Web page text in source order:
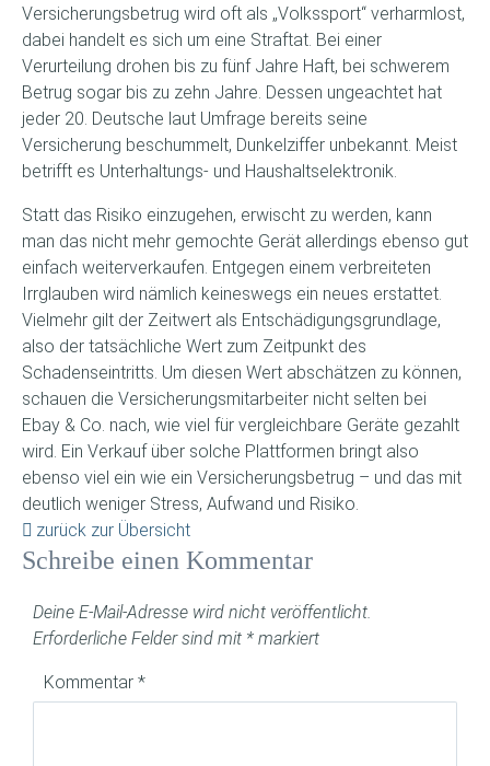
Versicherungsbetrug wird oft als „Volkssport“ verharmlost,
dabei handelt es sich um eine Straftat. Bei einer
Verurteilung drohen bis zu fünf Jahre Haft, bei schwerem
Betrug sogar bis zu zehn Jahre. Dessen ungeachtet hat
jeder 20. Deutsche laut Umfrage bereits seine
Versicherung beschummelt, Dunkelziffer unbekannt. Meist
betrifft es Unterhaltungs- und Haushaltselektronik.
Statt das Risiko einzugehen, erwischt zu werden, kann
man das nicht mehr gemochte Gerät allerdings ebenso gut
einfach weiterverkaufen. Entgegen einem verbreiteten
Irrglauben wird nämlich keineswegs ein neues erstattet.
Vielmehr gilt der Zeitwert als Entschädigungsgrundlage,
also der tatsächliche Wert zum Zeitpunkt des
Schadenseintritts. Um diesen Wert abschätzen zu können,
schauen die Versicherungsmitarbeiter nicht selten bei
Ebay & Co. nach, wie viel für vergleichbare Geräte gezahlt
wird. Ein Verkauf über solche Plattformen bringt also
ebenso viel ein wie ein Versicherungsbetrug – und das mit
deutlich weniger Stress, Aufwand und Risiko.
zurück zur Übersicht
Schreibe einen Kommentar
Deine E-Mail-Adresse wird nicht veröffentlicht.
Erforderliche Felder sind mit * markiert
Kommentar *